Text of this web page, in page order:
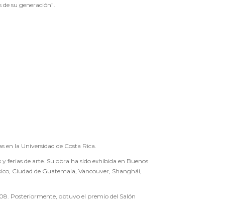
su generación”.
en la Universidad de Costa Rica.
ferias de arte. Su obra ha sido exhibida en Buenos
Ciudad de Guatemala, Vancouver, Shanghái,
Posteriormente, obtuvo el premio del Salón